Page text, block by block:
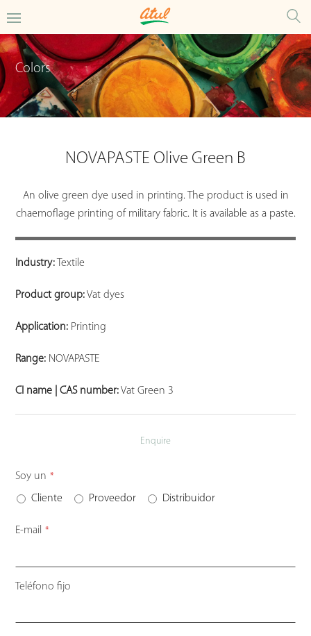
Colors
NOVAPASTE Olive Green B
An olive green dye used in printing. The product is used in
chaemoflage printing of military fabric. It is available as a paste.
Industry: Textile
Product group:Vat dyes
Application: Printing
Range: NOVAPASTE
CI name | CAS number:Vat Green 3
Enquire
Soy un *
Cliente Proveedor Distribuidor
E-mail *
Teléfono fijo